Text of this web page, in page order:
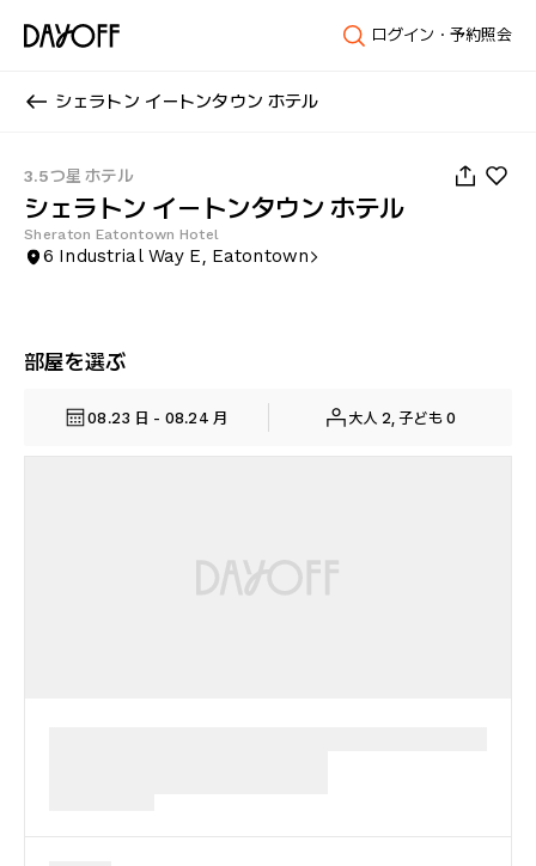
ログイン・予約照会
シェラトン イートンタウン ホテル
3.5つ星 ホテル
シェラトン イートンタウン ホテル
Sheraton Eatontown Hotel
6 Industrial Way E, Eatontown
部屋を選ぶ
08.23 日 - 08.24 月 大人 2, 子ども 0